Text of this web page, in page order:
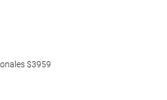
$3959